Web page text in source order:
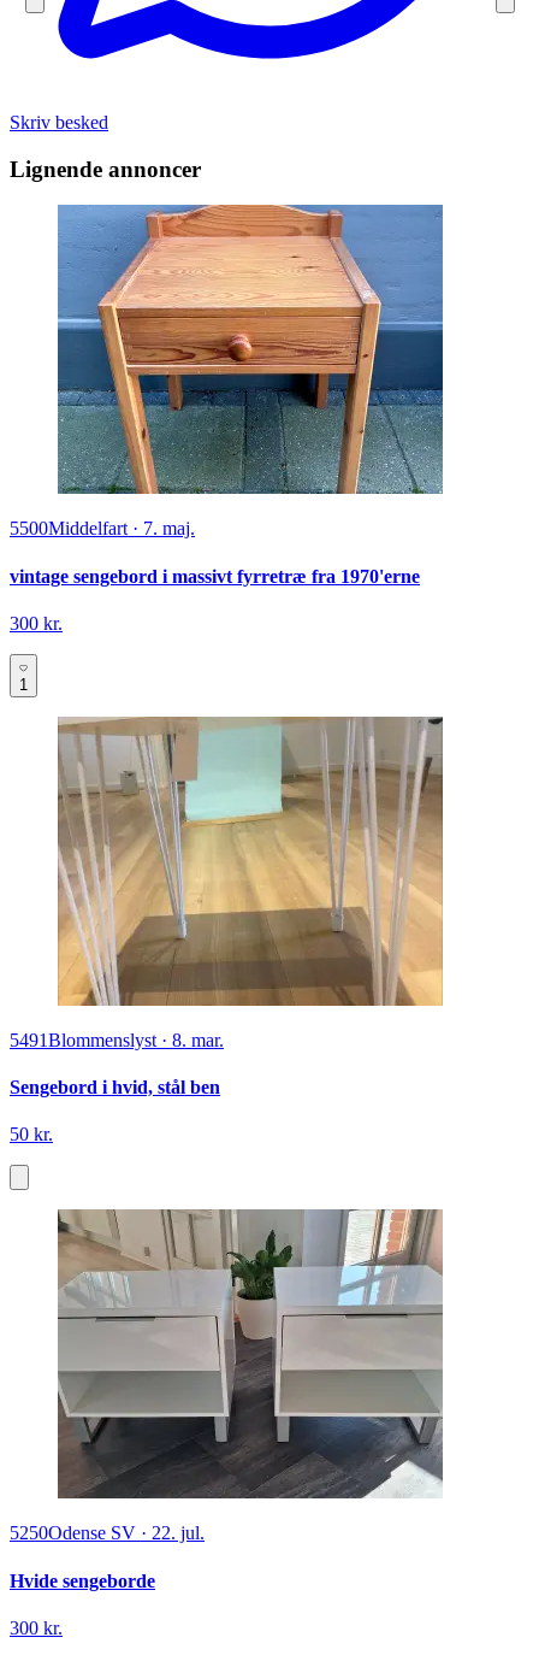
Skriv besked
Lignende annoncer
5500Middelfart· 7. maj.
vintage sengebord i massivt fyrretræ fra 1970'erne
300 kr.
1
5491Blommenslyst · 8. mar.
Sengebord i hvid, stål ben
50 kr.
5250Odense SV · 22. jul.
Hvide sengeborde
300 kr.